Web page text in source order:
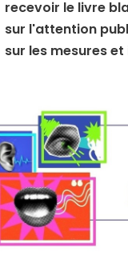
recevoir le livre
sur l'attention
sur les mesures